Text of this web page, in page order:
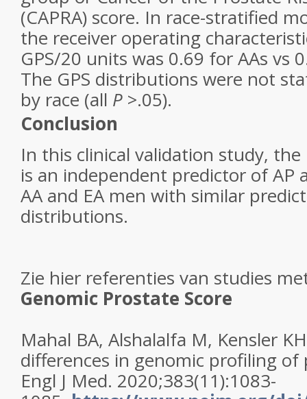
(CAPRA) score. In race-stratified
the receiver operating
GPS/20 units was 0.69 for AAs vs
The GPS distributions were not
by race (all P >.05).
Conclusion
In this clinical validation study, the
is an independent predictor of AP
AA and EA men with similar
distributions.
Zie hier referenties van studies
Genomic Prostate Score
Mahal BA, Alshalalfa M, Kensler
differences in genomic profiling of
Engl J Med. 2020;383(11):1083-